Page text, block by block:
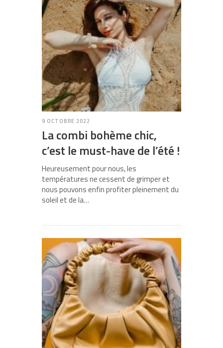
9 OCTOBRE 2022
La combi bohème chic,
c’est le must-have de l’été !
Heureusement pour nous, les
températures ne cessent de grimper et
nous pouvons enfin profiter pleinement du
soleil et de la…